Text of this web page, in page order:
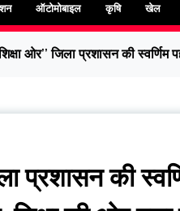
ऑटोमोबाइल कृषि खेल
शिक्षा ओर’’ जिला प्रशासन की
प्रशासन की